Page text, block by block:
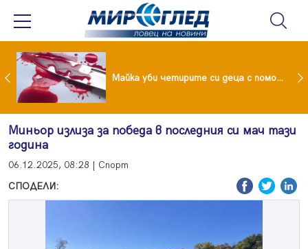
Проф.Кантарджиев: Пазете се от комарите и полово предаваните инфекции Майка уби четирите си деца с помощта на баба им, след което се самоуби
Миньор излиза за победа в последния си мач тази
година
06.12.2025, 08:28 | Спорт
СПОДЕЛИ: